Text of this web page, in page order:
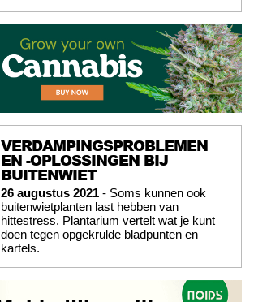
VERDAMPINGSPROBLEMEN
EN -OPLOSSINGEN BIJ
BUITENWIET
26 augustus 2021 - Soms kunnen ook
buitenwietplanten last hebben van
hittestress. Plantarium vertelt wat je kunt
doen tegen opgekrulde bladpunten en
kartels.